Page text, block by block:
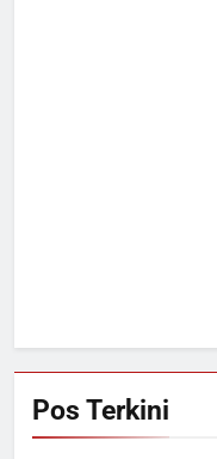
Pos Terkini